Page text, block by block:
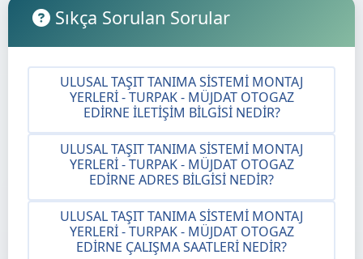
Sıkça Sorulan Sorular
ULUSAL TAŞIT TANIMA SISTEMI MONTAJ
YERLERI - TURPAK - MÜJDAT OTOGAZ
EDIRNE İLETIŞIM BILGISI NEDIR?
ULUSAL TAŞIT TANIMA SISTEMI MONTAJ
YERLERI - TURPAK - MÜJDAT OTOGAZ
EDIRNE ADRES BILGISI NEDIR?
ULUSAL TAŞIT TANIMA SISTEMI MONTAJ
YERLERI - TURPAK - MÜJDAT OTOGAZ
EDIRNE ÇALIŞMA SAATLERI NEDIR?